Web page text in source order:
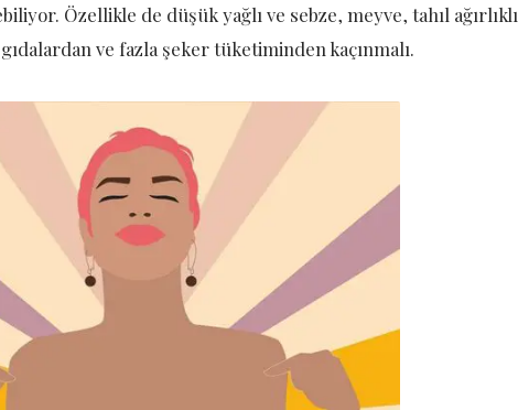
Özellikle de düşük yağlı ve sebze, meyve, tahıl ağırlıklı
ve fazla şeker tüketiminden kaçınmalı.